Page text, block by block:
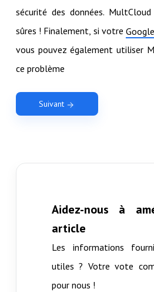
sécurité des données.
sûres ! Finalement, si votre
vous pouvez également utiliser
ce problème
Suivant
Aidez-nous à
article
Les informations
utiles ? Votre vote
pour nous !